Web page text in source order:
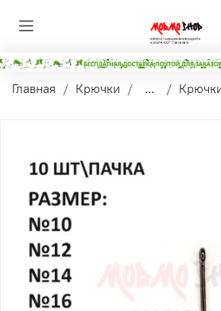
Главная Крючки ...